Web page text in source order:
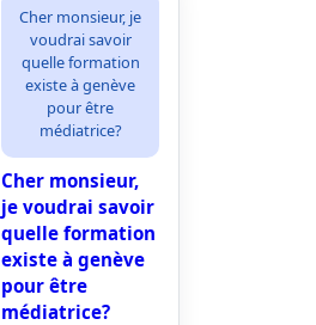
Cher monsieur, je
voudrai savoir
quelle formation
existe à genève
pour être
médiatrice?
Cher monsieur,
je voudrai savoir
quelle formation
existe à genève
pour être
médiatrice?